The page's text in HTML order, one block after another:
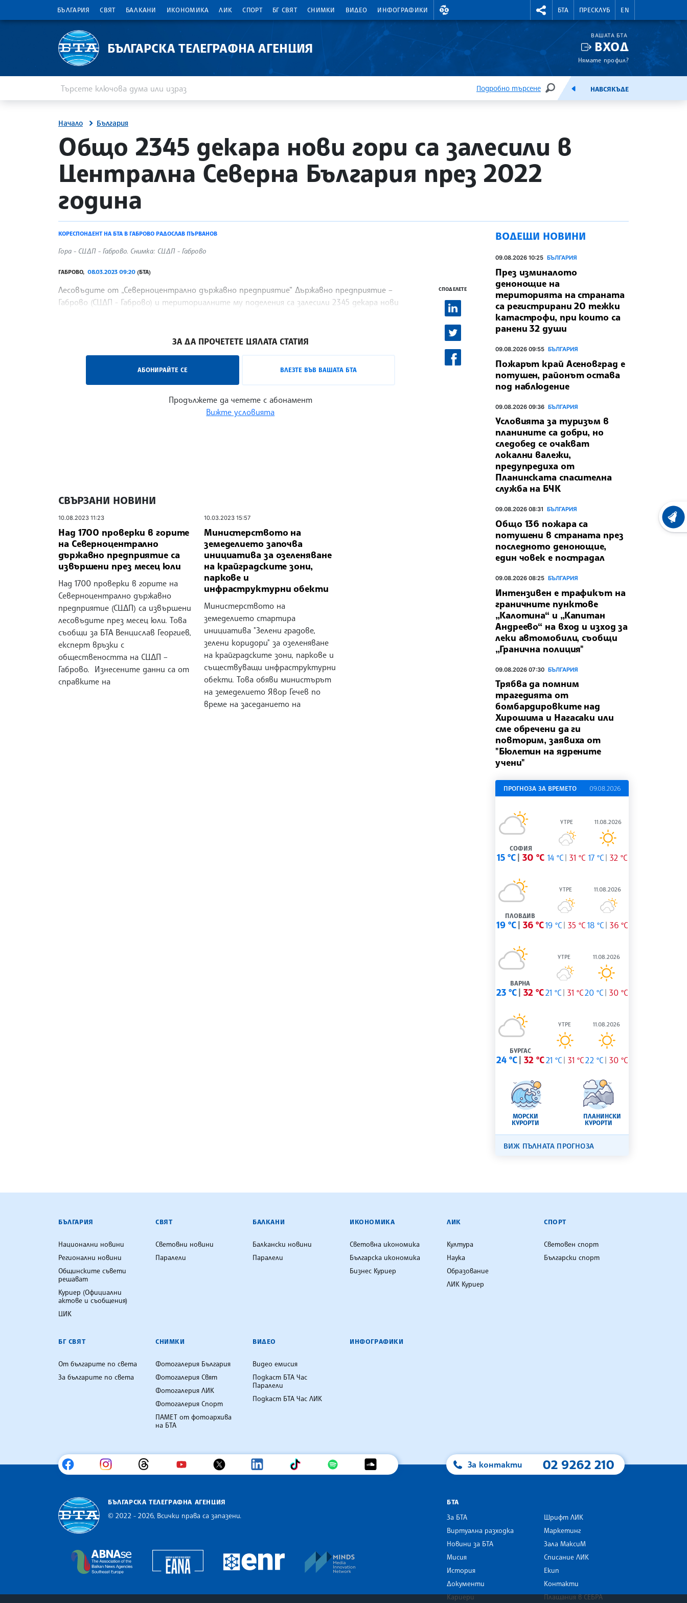
БЪЛГАРИЯ СВЯТ БАЛКАНИ ИКОНОМИКА ЛИК СПОРТ БГ СВЯТ СНИМКИ ВИДЕО ИНФОГРАФИКИ
ВАЛУТНИ КУРСОВЕ RIGHTMENU.SOCIAL
БТА ПРЕСКЛУБ EN
БЪЛГАРСКА ТЕЛЕГРАФНА АГЕНЦИЯ
ВАШАТА БТА
ВХОД
Нямате профил?
Подробно търсене
ТЪРСЕНЕЕМИСИЯНАВСЯКЪДЕ
Начало България
site.bta
Общо 2345 декара нови гори са залесили в
Централна Северна България през 2022
година
КОРЕСПОНДЕНТ НА БТА В ГАБРОВО РАДОСЛАВ ПЪРВАНОВ
Гора - СЦДП - Габрово. Снимка: СЦДП - Габрово
ГАБРОВО, 08.03.2023 09:20 (БТА)
Лесовъдите от „Северноцентрално държавно предприятие“ Държавно предприятие –
Габрово (СЦДП - Габрово) и териториалните му поделения са залесили 2345 декара нови
ЗА ДА ПРОЧЕТЕТЕ ЦЯЛАТА СТАТИЯ
АБОНИРАЙТЕ СЕ ВЛЕЗТЕ ВЪВ ВАШАТА БТА
Продължете да четете с абонамент
Вижте условията
СПОДЕЛЕТЕ
СВЪРЗАНИ НОВИНИ
10.08.2023 11:23
Над 1700 проверки в горите
на Северноцентрално
държавно предприятие са
извършени през месец юли
Над 1700 проверки в горите на
Северноцентрално държавно
предприятие (СЦДП) са извършени
лесовъдите през месец юли. Това
съобщи за БТА Венцислав Георгиев,
експерт връзки с
обществеността на СЦДП –
Габрово. Изнесените данни са от
справките на
10.03.2023 15:57
Министерството на
земеделието започва
инициатива за озеленяване
на крайградските зони,
паркове и
инфраструктурни обекти
Министерството на
земеделието стартира
инициатива "Зелени градове,
зелени коридори" за озеленяване
на крайградските зони, паркове и
съществуващи инфраструктурни
обекти. Това обяви министърът
на земеделието Явор Гечев по
време на заседанието на
ВОДЕЩИ НОВИНИ
09.08.2026 10:25 БЪЛГАРИЯ
През изминалото
денонощие на
територията на страната
са регистрирани 20 тежки
катастрофи, при които са
ранени 32 души
09.08.2026 09:55 БЪЛГАРИЯ
Пожарът край Асеновград е
потушен, районът остава
под наблюдение
09.08.2026 09:36 БЪЛГАРИЯ
Условията за туризъм в
планините са добри, но
следобед се очакват
локални валежи,
предупредиха от
Планинската спасителна
служба на БЧК
09.08.2026 08:31 БЪЛГАРИЯ
Общо 136 пожара са
потушени в страната през
последното денонощие,
един човек е пострадал
09.08.2026 08:25 БЪЛГАРИЯ
Интензивен е трафикът на
граничните пунктове
„Калотина“ и „Капитан
Андреево“ на вход и изход за
леки автомобили, съобщи
„Гранична полиция"
09.08.2026 07:30 БЪЛГАРИЯ
Трябва да помним
трагедията от
бомбардировките над
Хирошима и Нагасаки или
сме обречени да ги
повторим, заявиха от
"Бюлетин на ядрените
учени"
ПРОГНОЗА ЗА ВРЕМЕТО 09.08.2026
СОФИЯ
15 °C 30 °C
УТРЕ
14 °C 31 °C
11.08.2026
17 °C 32 °C
ПЛОВДИВ
19 °C 36 °C
УТРЕ
19 °C 35 °C
11.08.2026
18 °C 36 °C
ВАРНА
23 °C 32 °C
УТРЕ
21 °C 31 °C
11.08.2026
20 °C 30 °C
БУРГАС
24 °C 32 °C
УТРЕ
21 °C 31 °C
11.08.2026
22 °C 30 °C
МОРСКИ
КУРОРТИ
ПЛАНИНСКИ
КУРОРТИ
ВИЖ ПЪЛНАТА ПРОГНОЗА
БЪЛГАРСКА ТЕЛЕГРАФНА АГЕНЦИЯ
БЪЛГАРИЯ
Национални новини
Регионални новини
Общинските съвети
решават
Куриер (Официални
актове и съобщения)
ЦИК
СВЯТ
Световни новини
Паралели
БАЛКАНИ
Балкански новини
Паралели
ИКОНОМИКА
Световна икономика
Българска икономика
Бизнес Куриер
ЛИК
Култура
Наука
Образование
ЛИК Куриер
СПОРТ
Световен спорт
Български спорт
БГ СВЯТ
От българите по света
За българите по света
СНИМКИ
Фотогалерия България
Фотогалерия Свят
Фотогалерия ЛИК
Фотогалерия Спорт
ПАМЕТ от фотоархива
на БТА
ВИДЕО
Видео емисия
Подкаст БТА Час
Паралели
Подкаст БТА Час ЛИК
ИНФОГРАФИКИ
За контакти 02 9262 210
БЪЛГАРСКА ТЕЛЕГРАФНА АГЕНЦИЯ
© 2022 - 2026, Всички права са запазени.
The Assocoation of the Balkan News Agencies Southeast Europe
European Alliance of News Agencies
European Newsroom MINDS Media Innovation Network
БТА
За БТА
Виртуална разходка
Новини за БТА
Мисия
История
Документи
Кариери
Шрифт ЛИК
Маркетинг
Зала МаксиМ
Списание ЛИК
Екип
Контакти
Плащания в СЕБРА